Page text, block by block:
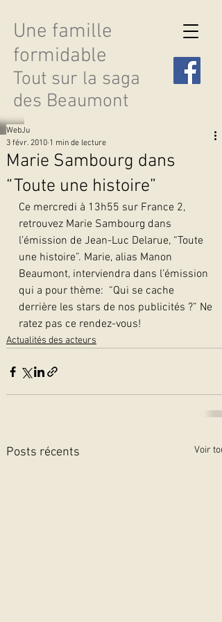
Une famille
formidable
Tout sur la saga
des Beaumont
Découvrir les saisons
Marie Sambourg dans
“Toute une histoire”
WebJu
3 févr. 2010 1 min de lecture
Ce mercredi à 13h55 sur France 2,
retrouvez Marie Sambourg dans
l’émission de Jean-Luc Delarue, “Toute
une histoire”. Marie, alias Manon
Beaumont, interviendra dans l’émission
qui a pour thème:  “Qui se cache
derrière les stars de nos publicités ?” Ne
ratez pas ce rendez-vous!
Actualités des acteurs
Posts récents Voir tout